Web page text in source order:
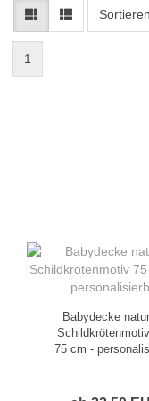
1
Babydecke
75 cm -